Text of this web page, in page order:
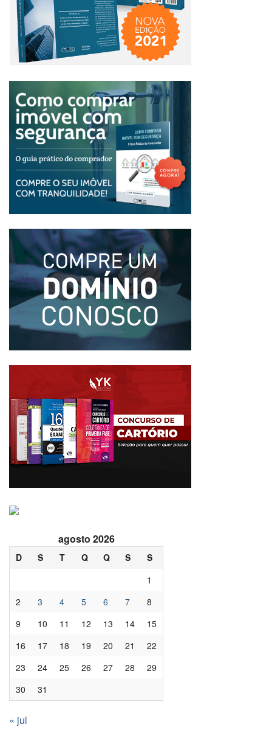
agosto 2026
D S T Q Q S
S
1
2
3 4 5 6 7
8
9
10 11 12 13 14
15
16
17 18 19 20 21
22
23
24 25 26 27 28
29
30
31
« jul